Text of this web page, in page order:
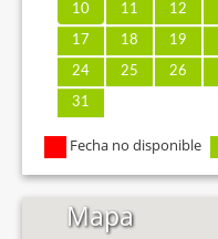
10 11 12
17 18 19
24 25 26
31
Fecha no disponible
Mapa